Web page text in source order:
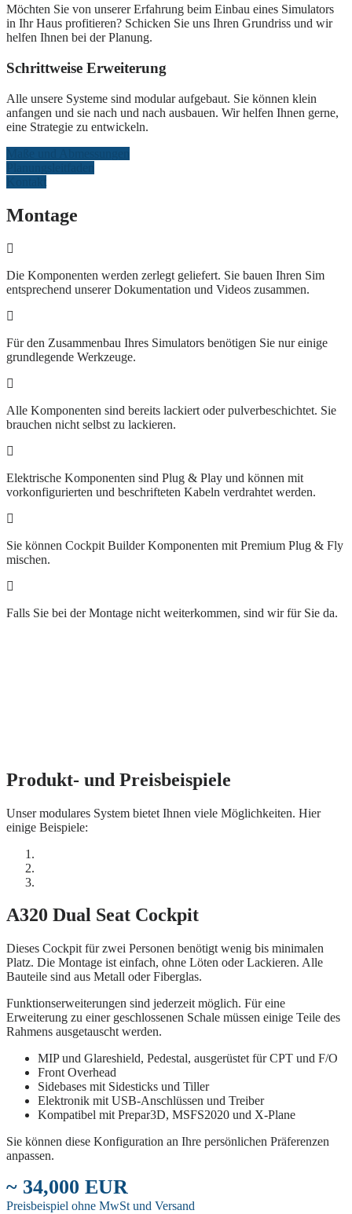
Möchten Sie von unserer Erfahrung beim Einbau eines Simulators
in Ihr Haus profitieren? Schicken Sie uns Ihren Grundriss und wir
helfen Ihnen bei der Planung.
Schrittweise Erweiterung
Alle unsere Systeme sind modular aufgebaut. Sie können klein
anfangen und sie nach und nach ausbauen. Wir helfen Ihnen gerne,
eine Strategie zu entwickeln.
Montage
Die Komponenten werden zerlegt geliefert. Sie bauen Ihren Sim
entsprechend unserer Dokumentation und Videos zusammen.
Für den Zusammenbau Ihres Simulators benötigen Sie nur einige
grundlegende Werkzeuge.
Alle Komponenten sind bereits lackiert oder pulverbeschichtet. Sie
brauchen nicht selbst zu lackieren.
Elektrische Komponenten sind Plug & Play und können mit
vorkonfigurierten und beschrifteten Kabeln verdrahtet werden.
Sie können Cockpit Builder Komponenten mit Premium Plug & Fly
mischen.
Falls Sie bei der Montage nicht weiterkommen, sind wir für Sie da.
Produkt- und Preisbeispiele
Unser modulares System bietet Ihnen viele Möglichkeiten. Hier
einige Beispiele:
A320 Dual Seat Cockpit
Dieses Cockpit für zwei Personen benötigt wenig bis minimalen
Platz. Die Montage ist einfach, ohne Löten oder Lackieren. Alle
Bauteile sind aus Metall oder Fiberglas.
Funktionserweiterungen sind jederzeit möglich. Für eine
Erweiterung zu einer geschlossenen Schale müssen einige Teile des
Rahmens ausgetauscht werden.
MIP und Glareshield, Pedestal, ausgerüstet für CPT und F/O
Front Overhead
Sidebases mit Sidesticks und Tiller
Elektronik mit USB-Anschlüssen und Treiber
Kompatibel mit Prepar3D, MSFS2020 und X-Plane
Sie können diese Konfiguration an Ihre persönlichen Präferenzen
anpassen.
~ 34,000 EUR
Preisbeispiel ohne MwSt und Versand